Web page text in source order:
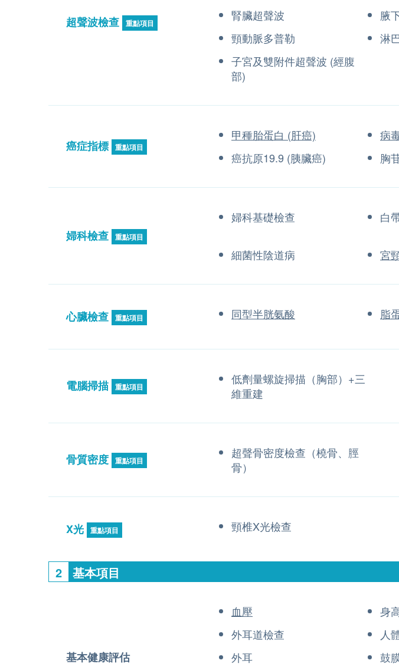
超聲波檢查 重點項目
腎臟超聲波
腋
頸動脈多普勒
淋
子宮及雙附件超聲波 (經腹
部)
癌症指標 重點項目
甲種胎蛋白 (肝癌) 病
癌抗原19.9 (胰臟癌)
胸
婦科檢查 重點項目
婦科基礎檢查 白
細菌性陰道病
宮
心臟檢查 重點項目 同型半胱氨酸 脂
電腦掃描 重點項目
低劑量螺旋掃描（胸部）+三
維重建
骨質密度 重點項目
超聲骨密度檢查（橈骨、脛
骨）
X光 重點項目 頸椎X光檢查
2 基本項目
基本健康評估
血壓 身
外耳道檢查
人
外耳
鼓